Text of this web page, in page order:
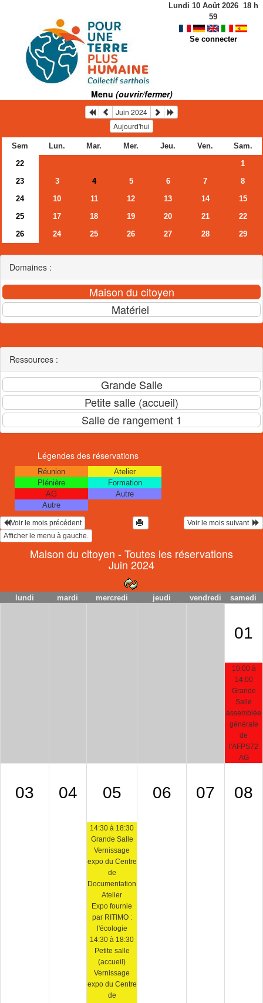
Lundi 10 Août 2026 18h
59
Se connecter
Menu (ouvrir/fermer)
Juin 2024
Aujourd'hui
Sem Lun. Mar. Mer. Jeu. Ven.
Sam.
22
1
23
3 4 5 6 7
8
24
10 11 12 13 14
15
25
17 18 19 20 21
22
26
24 25 26 27 28 29
Domaines :
Ressources :
Légendes des réservations
Réunion
Atelier
Plénière
Formation
AG
Autre
Autre
Voir le mois précédent Voir le mois suivant
Maison du citoyen - Toutes les réservations
Juin 2024
lundi mardi mercredi jeudi vendredi samedi
01
10:00 à
14:00
Grande
Salle
assemblée
générale
de
l'AFPS72
AG
03 04 05
14:30 à 18:30
Grande Salle
Vernissage
expo du Centre
de
Documentation
Atelier
Expo fournie
par RITIMO :
l'écologie
14:30 à 18:30
Petite salle
(accueil)
Vernissage
expo du Centre
de
06 07 08